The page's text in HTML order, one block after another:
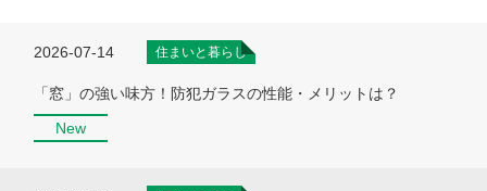
2026-07-14 住まいと暮らし
「窓」の強い味方！防犯ガラスの性能・メリットは？
New